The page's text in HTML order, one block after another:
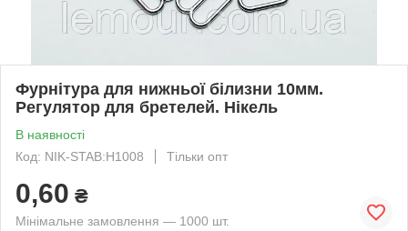
Фурнітура для нижньої білизни 10мм.
Регулятор для бретелей. Нікель
В наявності
Код: NIK-STAB:Н1008
Тільки опт
0,60 ₴
Мінімальне замовлення — 1000 шт.